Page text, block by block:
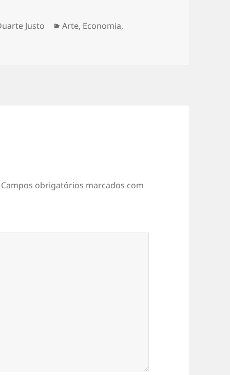
Justo Categorias
Arte, Economia,
Campos obrigatórios marcados com